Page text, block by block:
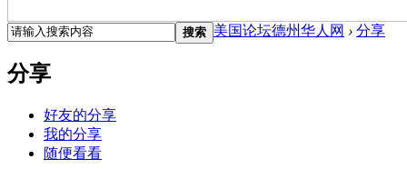
搜索 美国论坛德州华人网 › 分享
分享
好友的分享
我的分享
随便看看